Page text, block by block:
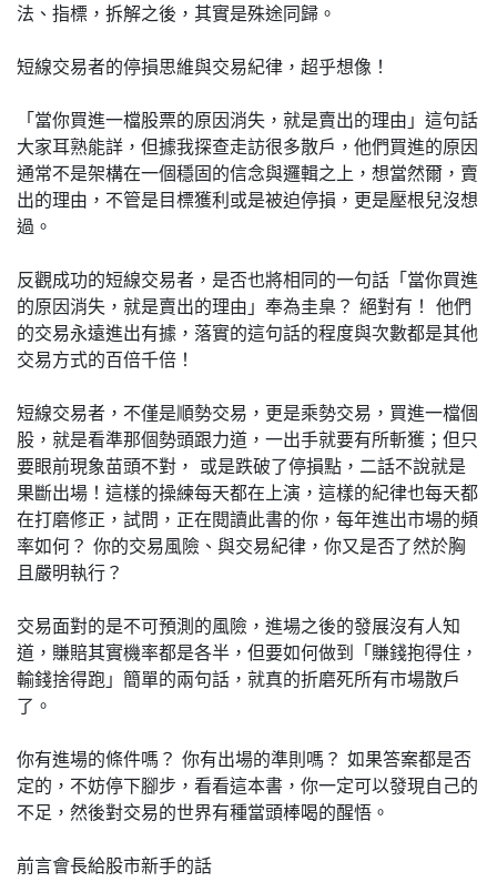
法、指標，拆解之後，其實是殊途同歸。
短線交易者的停損思維與交易紀律，超乎想像！
「當你買進一檔股票的原因消失，就是賣出的理由」這句話
大家耳熟能詳，但據我探查走訪很多散戶，他們買進的原因
通常不是架構在一個穩固的信念與邏輯之上，想當然爾，賣
出的理由，不管是目標獲利或是被迫停損，更是壓根兒沒想
過。
反觀成功的短線交易者，是否也將相同的一句話「當你買進
的原因消失，就是賣出的理由」奉為圭臬？ 絕對有！ 他們
的交易永遠進出有據，落實的這句話的程度與次數都是其他
交易方式的百倍千倍！
短線交易者，不僅是順勢交易，更是乘勢交易，買進一檔個
股，就是看準那個勢頭跟力道，一出手就要有所斬獲；但只
要眼前現象苗頭不對， 或是跌破了停損點，二話不說就是
果斷出場！這樣的操練每天都在上演，這樣的紀律也每天都
在打磨修正，試問，正在閱讀此書的你，每年進出市場的頻
率如何？ 你的交易風險、與交易紀律，你又是否了然於胸
且嚴明執行？
交易面對的是不可預測的風險，進場之後的發展沒有人知
道，賺賠其實機率都是各半，但要如何做到「賺錢抱得住，
輸錢捨得跑」簡單的兩句話，就真的折磨死所有市場散戶
了。
你有進場的條件嗎？ 你有出場的準則嗎？ 如果答案都是否
定的，不妨停下腳步，看看這本書，你一定可以發現自己的
不足，然後對交易的世界有種當頭棒喝的醒悟。
前言會長給股市新手的話